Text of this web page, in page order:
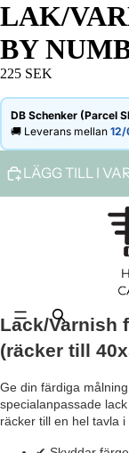
LAK/
BY
225 SEK
DB Schenker (Parcel
🚚 Leverans mellan
LÄGG TILL I
Lack/Varnish
(räcker till
Ge din färdiga
specialanpassade
räcker till en hel tavla i